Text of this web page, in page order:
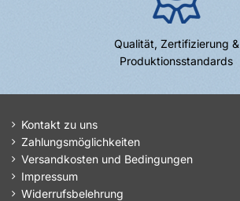
Qualität, Zertifizierung &
Produktionsstandards
Kontakt zu uns
Zahlungsmöglichkeiten
Versandkosten und Bedingungen
Impressum
Widerrufsbelehrung